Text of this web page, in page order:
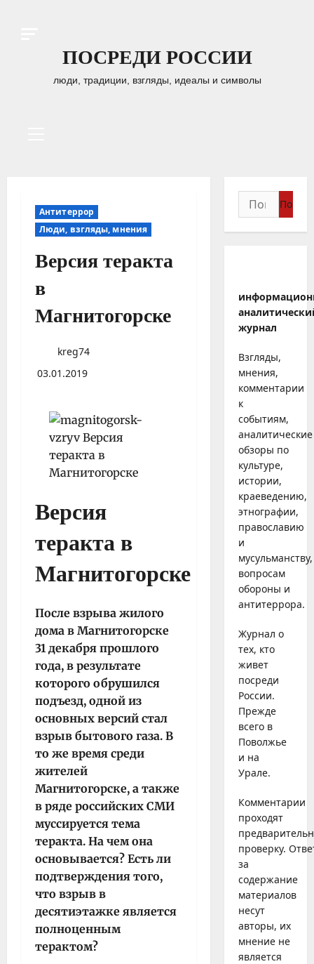
ПОСРЕДИ РОССИИ
люди, традиции, взгляды, идеалы и символы
Антитеррор
Люди, взгляды, мнения
Версия теракта
в
Магнитогорске
kreg74
03.01.2019
Версия
теракта в
Магнитогорске
После взрыва жилого
дома в Магнитогорске
31 декабря прошлого
года, в результате
которого обрушился
подъезд, одной из
основных версий стал
взрыв бытового газа. В
то же время среди
жителей
Магнитогорске, а также
в ряде российских СМИ
муссируется тема
теракта. На чем она
основывается? Есть ли
подтверждения того,
что взрыв в
десятиэтажке является
полноценным
терактом?
Найти:
журнал
Взгляды,
мнения,
комментарии
к
событиям,
аналитические
обзоры по
культуре,
истории,
краеведению,
этнографии,
православию
и
мусульманству,
вопросам
обороны и
антитеррора.
Журнал о
тех, кто
живет
посреди
России.
Прежде
всего в
Поволжье
и на
Урале.
Комментарии
проходят
проверку.
за
содержание
материалов
несут
авторы, их
мнение не
является